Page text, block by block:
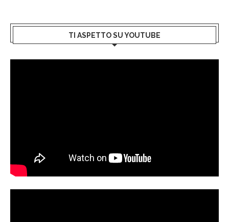
TI ASPETTO SU YOUTUBE